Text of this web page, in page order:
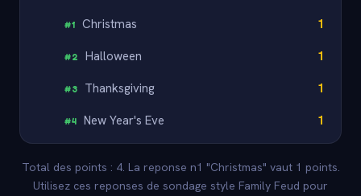
#1 Christmas 1
#2 Halloween 1
#3 Thanksgiving 1
#4 New Year's Eve 1
Total des points : 4. La reponse n1 "Christmas" vaut 1 points.
Utilisez ces reponses de sondage style Family Feud pour